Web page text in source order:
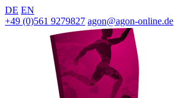
DE EN
+49 (0)561 9279827 agon@agon-online.de